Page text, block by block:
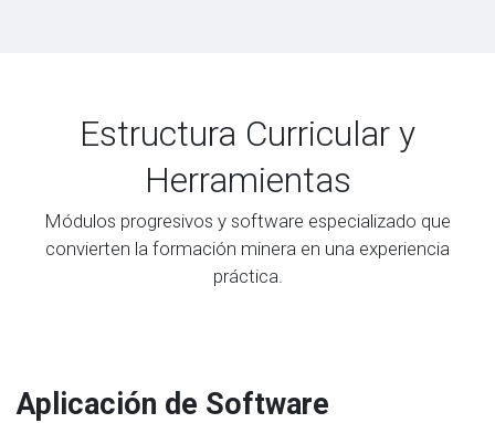
Estructura Curricular y
Herramientas
Módulos progresivos y software especializado que
convierten la formación minera en una experiencia
práctica.
Aplicación de Software